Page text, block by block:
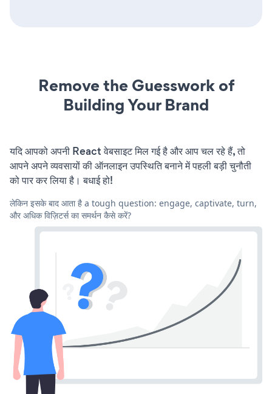
Remove the Guesswork of
Building Your Brand
यदि आपको अपनी React वेबसाइट मिल गई है और आप चल रहे हैं, तो
आपने अपने व्यवसायों की ऑनलाइन उपस्थिति बनाने में पहली बड़ी चुनौती
को पार कर लिया है। बधाई हो!
लेकिन इसके बाद आता है a tough question: engage, captivate, turn,
और अधिक विज़िटर्स का समर्थन कैसे करें?